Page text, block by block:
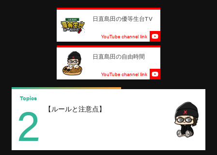
日直島田の優等生台TV
YouTube channel link
日直島田の自由時間
YouTube channel link
【ルールと注意点】
Topics
2